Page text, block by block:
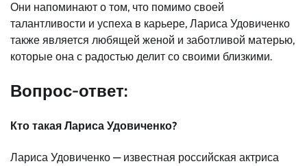
Они напоминают о том, что помимо своей
талантливости и успеха в карьере, Лариса Удовиченко
также является любящей женой и заботливой матерью,
которые она с радостью делит со своими близкими.
Вопрос-ответ:
Кто такая Лариса Удовиченко?
Лариса Удовиченко — известная российская актриса